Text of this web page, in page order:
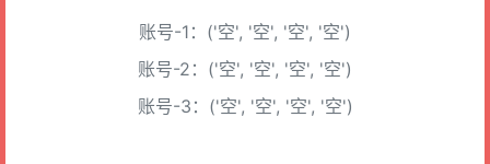
账号-1：('空', '空', '空', '空')
账号-2：('空', '空', '空', '空')
账号-3：('空', '空', '空', '空')